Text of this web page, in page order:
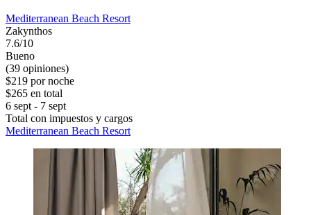
Mediterranean Beach Resort
Zakynthos
7.6/10
Bueno
(39 opiniones)
$219 por noche
$265 en total
6 sept - 7 sept
Total con impuestos y cargos
Mediterranean Beach Resort